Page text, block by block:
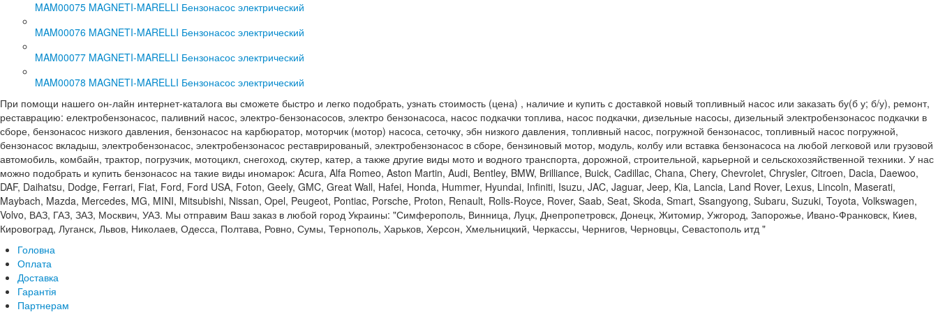
MAM00075 MAGNETI-MARELLI Бензонасос электрический
MAM00076 MAGNETI-MARELLI Бензонасос электрический
MAM00077 MAGNETI-MARELLI Бензонасос электрический
MAM00078 MAGNETI-MARELLI Бензонасос электрический
При помощи нашего он-лайн интернет-каталога вы сможете быстро и легко подобрать, узнать стоимость (цена) , наличие и купить с доставкой новый топливный насос или заказать бу(б у; б/у), ремонт,
реставрацию: електробензонасос, паливний насос, электро-бензонасосов, электро бензонасоса, насос подкачки топлива, насос подкачки, дизельные насосы, дизельный электробензонасос подкачки в
сборе, бензонасос низкого давления, бензонасос на карбюратор, моторчик (мотор) насоса, сеточку, эбн низкого давления, топливный насос, погружной бензонасос, топливный насос погружной,
бензонасос вкладыш, электробензонасос, электробензонасос реставрированый, электробензонасос в сборе, бензиновый мотор, модуль, колбу или вставка бензонасоса на любой легковой или грузовой
автомобиль, комбайн, трактор, погрузчик, мотоцикл, снегоход, скутер, катер, а также другие виды мото и водного транспорта, дорожной, строительной, карьерной и сельскохозяйственной техники. У нас
можно подобрать и купить бензонасос на такие виды иномарок: Acura, Alfa Romeo, Aston Martin, Audi, Bentley, BMW, Brilliance, Buick, Cadillac, Chana, Chery, Chevrolet, Chrysler, Citroen, Dacia, Daewoo,
DAF, Daihatsu, Dodge, Ferrari, Fiat, Ford, Ford USA, Foton, Geely, GMC, Great Wall, Hafei, Honda, Hummer, Hyundai, Infiniti, Isuzu, JAC, Jaguar, Jeep, Kia, Lancia, Land Rover, Lexus, Lincoln, Maserati,
Maybach, Mazda, Mercedes, MG, MINI, Mitsubishi, Nissan, Opel, Peugeot, Pontiac, Porsche, Proton, Renault, Rolls-Royce, Rover, Saab, Seat, Skoda, Smart, Ssangyong, Subaru, Suzuki, Toyota, Volkswagen,
Volvo, ВАЗ, ГАЗ, ЗАЗ, Москвич, УАЗ. Мы отправим Ваш заказ в любой город Украины: "Симферополь, Винница, Луцк, Днепропетровск, Донецк, Житомир, Ужгород, Запорожье, Ивано-Франковск, Киев,
Кировоград, Луганск, Львов, Николаев, Одесса, Полтава, Ровно, Сумы, Тернополь, Харьков, Херсон, Хмельницкий, Черкассы, Чернигов, Черновцы, Севастополь итд "
Головна
Оплата
Доставка
Гарантія
Партнерам